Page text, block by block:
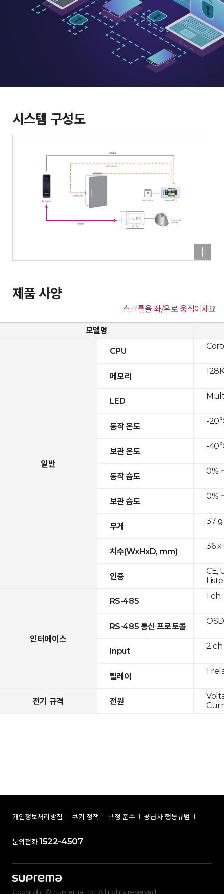
시스템 구성도
제품 사양
스크롤을 좌/우로 움직이세요
모델명
일반
CPU
메모리
LED
동작 온도
보관 온도
동작 습도
보관 습도
무게
치수(WxHxD, mm)
인증
인터페이스
RS-485
RS-485 통신 프로토콜
Input
릴레이
전기 규격 전원
-
-
0%
0%
37 g
36 x
CE,
1 ch
2 ch
1
개인정보처리방침 쿠키 정책 규정 준수 공급사 행동규범
문의전화 1522-4507
Copyright © Suprema Inc. All rights reserved.